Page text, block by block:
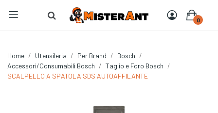
0
Home Utensileria Per Brand
Bosch
Accessori/Consumabili Bosch
Taglio e Foro Bosch
SCALPELLO A SPATOLA SDS AUTOAFFILANTE